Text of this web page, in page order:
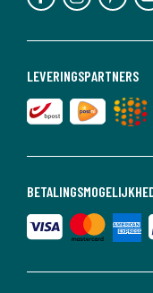
LEVERINGSPARTNERS